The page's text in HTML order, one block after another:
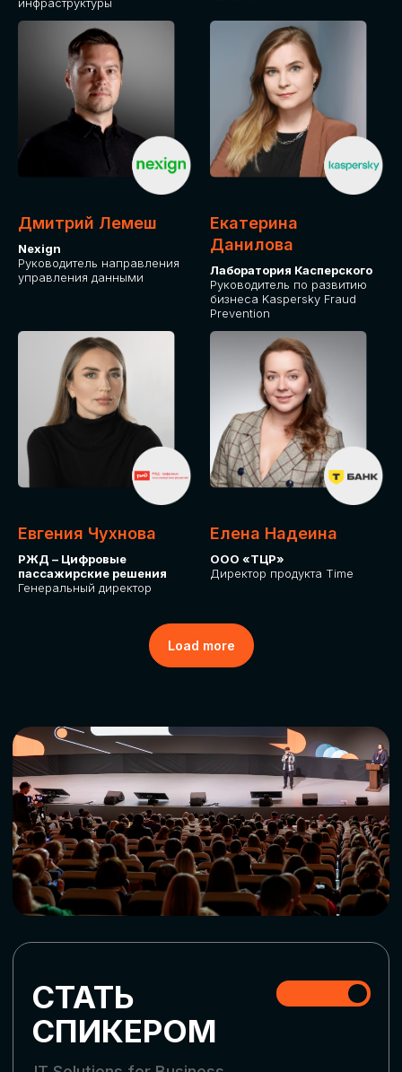
Дмитрий Лемеш
Nexign
Руководитель направления
управления данными
Екатерина
Данилова
Лаборатория Касперского
Руководитель по развитию
бизнеса Kaspersky Fraud
Prevention
Евгения Чухнова
РЖД – Цифровые
пассажирские решения
Генеральный директор
Елена Надеина
ООО «ТЦР»
Директор продукта Time
Load more
ДЛЯ ОПЛАТЫ БИЛЕТОВ
ОТ ФИЗИЧЕСКОГО ЛИЦА
Оплата через сервис Timepad
ПРИОБРЕСТИ БИЛЕТ